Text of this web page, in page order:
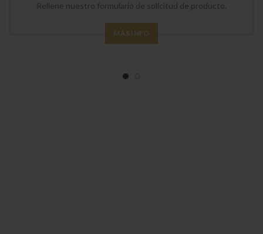
Rellene nuestro formulario de solicitud de producto.
MÁS INFO